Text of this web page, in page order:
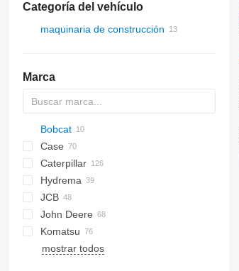
Categoría del vehículo
maquinaria de construcción
Marca
Bobcat
430
B series
S series
S150
S175
T series
T140
Case
570
580
590
695
TR
Caterpillar
416
420
422
424
426
C-series
BF
DX
760
860
FB
Hydrema
806
906
JCB
1CX
2CX
3CX
John Deere
310 G
310 J
SK
Komatsu
WB
R-series
R-series
50
B-series
1100 Series
820
BL
mostrar todos